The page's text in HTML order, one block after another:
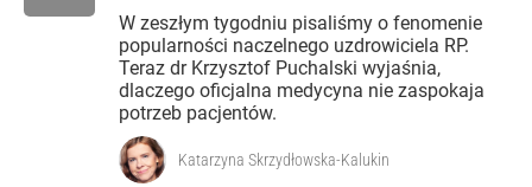
W zeszłym tygodniu pisaliśmy o fenomenie
popularności naczelnego uzdrowiciela RP.
Teraz dr Krzysztof Puchalski wyjaśnia,
dlaczego oficjalna medycyna nie zaspokaja
potrzeb pacjentów.
Katarzyna Skrzydłowska-Kalukin